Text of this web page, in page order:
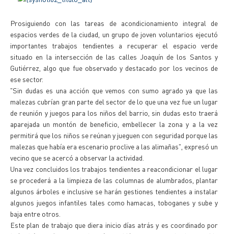
Prosiguiendo con las tareas de acondicionamiento integral de
espacios verdes de la ciudad, un grupo de joven voluntarios ejecutó
importantes trabajos tendientes a recuperar el espacio verde
situado en la intersección de las calles Joaquín de los Santos y
Gutiérrez, algo que fue observado y destacado por los vecinos de
ese sector.
"Sin dudas es una acción que vemos con sumo agrado ya que las
malezas cubrían gran parte del sector de lo que una vez fue un lugar
de reunión y juegos para los niños del barrio, sin dudas esto traerá
aparejada un montón de beneficio, embellecer la zona y a la vez
permitirá que los niños se reúnan y jueguen con seguridad porque las
malezas que había era escenario proclive a las alimañas", expresó un
vecino que se acercó a observar la actividad.
Una vez concluidos los trabajos tendientes a reacondicionar el lugar
se procederá a la limpieza de las columnas de alumbrados, plantar
algunos árboles e inclusive se harán gestiones tendientes a instalar
algunos juegos infantiles tales como hamacas, toboganes y sube y
baja entre otros.
Este plan de trabajo que diera inicio días atrás y es coordinado por